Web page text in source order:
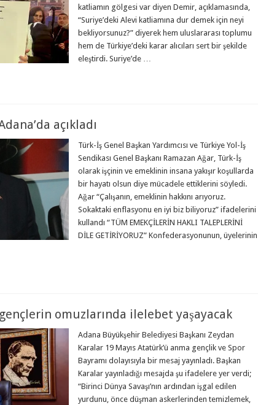
katliamın gölgesi var diyen Demir, açıklamasında,
“Suriye’deki Alevi katliamına dur demek için neyi
bekliyorsunuz?” diyerek hem uluslararası toplumu
hem de Türkiye’deki karar alıcıları sert bir şekilde
eleştirdi. Suriye’de …
açıkladı
Türk-İş Genel Başkan Yardımcısı ve Türkiye Yol-İş
Sendikası Genel Başkanı Ramazan Ağar, Türk-İş
olarak işçinin ve emeklinin insana yakışır koşullarda
bir hayatı olsun diye mücadele ettiklerini söyledi.
Ağar “Çalışanın, emeklinin hakkını arıyoruz.
Sokaktaki enflasyonu en iyi biz biliyoruz” ifadelerini
kullandı “TÜM EMEKÇİLERİN HAKLI TALEPLERİNİ
DİLE GETİRİYORUZ” Konfederasyonunun, üyelerinin
omuzlarında ilelebet yaşayacak
Adana Büyükşehir Belediyesi Başkanı Zeydan
Karalar 19 Mayıs Atatürk’ü anma gençlik ve Spor
Bayramı dolayısıyla bir mesaj yayınladı. Başkan
Karalar yayınladığı mesajda şu ifadelere yer verdi;
“Birinci Dünya Savaşı’nın ardından işgal edilen
yurdunu, önce düşman askerlerinden temizlemek,